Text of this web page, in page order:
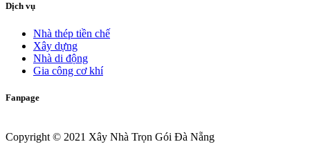
Dịch vụ
Nhà thép tiền chế
Xây dựng
Nhà di động
Gia công cơ khí
Fanpage
Copyright © 2021 Xây Nhà Trọn Gói Đà Nẵng